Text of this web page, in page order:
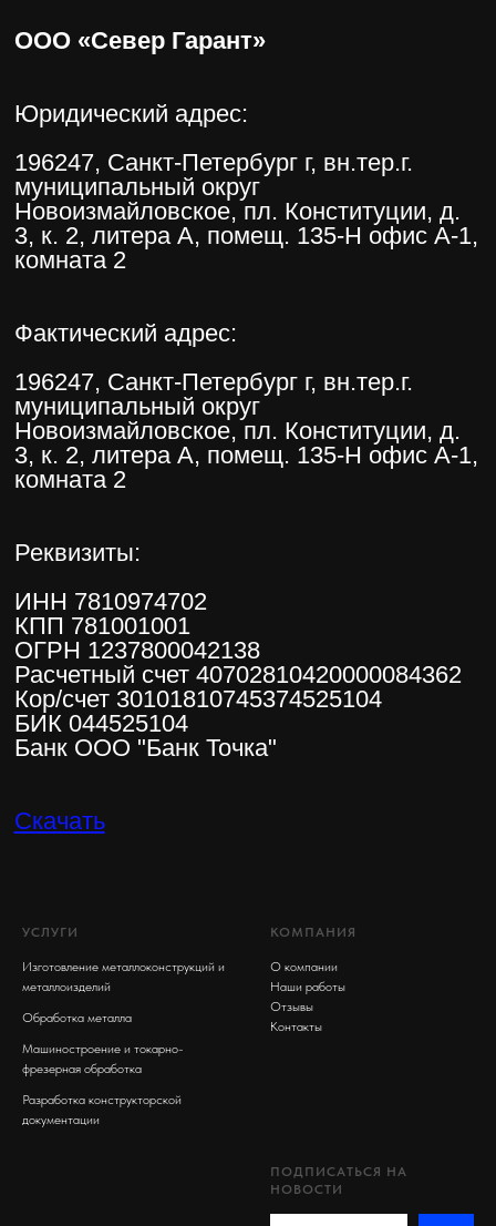
УСЛУГИ
Изготовление металлоконструкций и
металлоизделий
Обработка металла
Машиностроение и токарно-
фрезерная обработка
Разработка конструкторской
документации
КОМПАНИЯ
О компании
Наши работы
Отзывы
Контакты
ПОДПИСАТЬСЯ НА
НОВОСТИ